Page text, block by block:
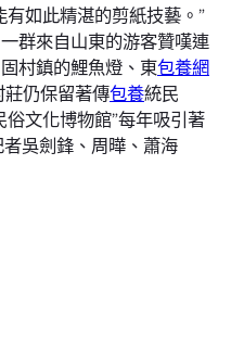
如此精湛的剪紙技藝。”
群來自山東的游客贊嘆連
村鎮的鯉魚燈、東包養網
仍保留著傳包養統民
文化博物館”每年吸引著
吳劍鋒、周曄、蕭海